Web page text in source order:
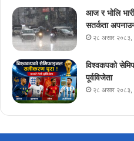
आज र भोलि
सतर्कता
२८ असार
विश्वकपको
पूर्वविजेता
२८ असार २०८३,